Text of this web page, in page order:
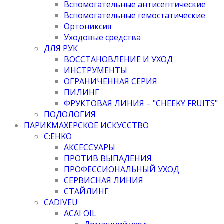
Вспомогательные антисептические
Вспомогательные гемостатические
Ортониксия
Уходовые средства
ДЛЯ РУК
ВОССТАНОВЛЕНИЕ И УХОД
ИНСТРУМЕНТЫ
ОГРАНИЧЕННАЯ СЕРИЯ
ПИЛИНГ
ФРУКТОВАЯ ЛИНИЯ – "CHEEKY FRUITS"
ПОДОЛОГИЯ
ПАРИКМАХЕРСКОЕ ИСКУССТВО
C:EHKO
АКСЕССУАРЫ
ПРОТИВ ВЫПАДЕНИЯ
ПРОФЕССИОНАЛЬНЫЙ УХОД
СЕРВИСНАЯ ЛИНИЯ
СТАЙЛИНГ
CADIVEU
ACAI OIL